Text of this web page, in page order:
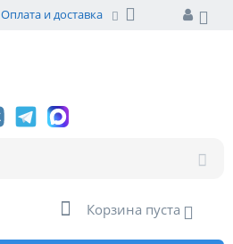
Оплата и доставка
Корзина пуста